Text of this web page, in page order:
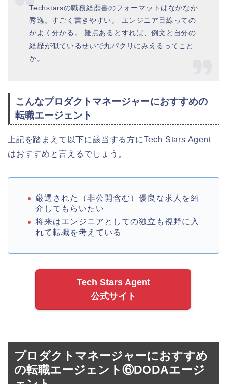
Techstarsの職務経歴書のフォーマットはなかなか
秀逸。すごく書きやすい。 エンジニア目線っての
がよく分かる。 難点あるとすれば、例文と自分の
経歴が似ているせいで丸パクリにみえるってこと
か。
こんなプロダクトマネージャーにおすすめの
転職エージェント
上記を踏まえて以下に該当する方にTech Stars Agent
はおすすめと言えるでしょう。
厳選された（非公開含む）優良な求人を紹
介してもらいたい
将来はエンジニアとしての独立も視野に入
れて転職を考えている
Tech Stars Agent
公式サイト
プロダクトマネージャーにおすすめ
の転職エージェント⑥DODAエージ